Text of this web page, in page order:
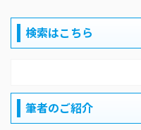
検索はこちら
筆者のご紹介